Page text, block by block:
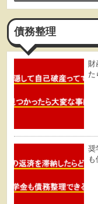
債務整理
財
た
奨
も